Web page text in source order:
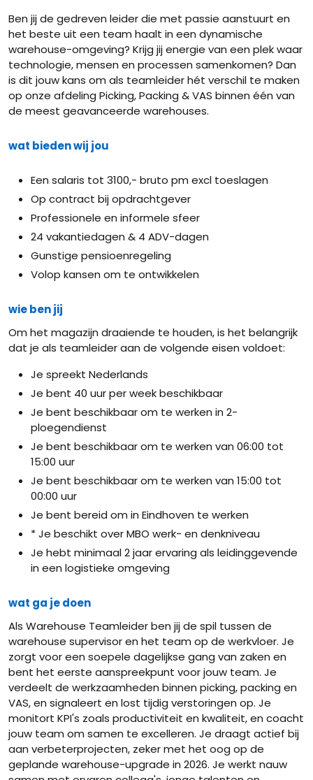
Ben jij de gedreven leider die met passie aanstuurt en
het beste uit een team haalt in een dynamische
warehouse-omgeving? Krijg jij energie van een plek waar
technologie, mensen en processen samenkomen? Dan
is dit jouw kans om als teamleider hét verschil te maken
op onze afdeling Picking, Packing & VAS binnen één van
de meest geavanceerde warehouses.
wat bieden wij jou
Een salaris tot 3100,- bruto pm excl toeslagen
Op contract bij opdrachtgever
Professionele en informele sfeer
24 vakantiedagen & 4 ADV-dagen
Gunstige pensioenregeling
Volop kansen om te ontwikkelen
wie ben jij
Om het magazijn draaiende te houden, is het belangrijk
dat je als teamleider aan de volgende eisen voldoet:
Je spreekt Nederlands
Je bent 40 uur per week beschikbaar
Je bent beschikbaar om te werken in 2-
ploegendienst
Je bent beschikbaar om te werken van 06:00 tot
15:00 uur
Je bent beschikbaar om te werken van 15:00 tot
00:00 uur
Je bent bereid om in Eindhoven te werken
* Je beschikt over MBO werk- en denkniveau
Je hebt minimaal 2 jaar ervaring als leidinggevende
in een logistieke omgeving
wat ga je doen
Als Warehouse Teamleider ben jij de spil tussen de
warehouse supervisor en het team op de werkvloer. Je
zorgt voor een soepele dagelijkse gang van zaken en
bent het eerste aanspreekpunt voor jouw team. Je
verdeelt de werkzaamheden binnen picking, packing en
VAS, en signaleert en lost tijdig verstoringen op. Je
monitort KPI's zoals productiviteit en kwaliteit, en coacht
jouw team om samen te excelleren. Je draagt actief bij
aan verbeterprojecten, zeker met het oog op de
geplande warehouse-upgrade in 2026. Je werkt nauw